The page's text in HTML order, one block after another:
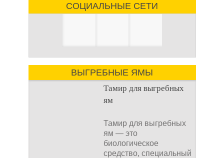
СОЦИАЛЬНЫЕ СЕТИ
ВЫГРЕБНЫЕ ЯМЫ
Тамир для выгребных
ям
Тамир для выгребных
ям — это
биологическое
средство, специальный